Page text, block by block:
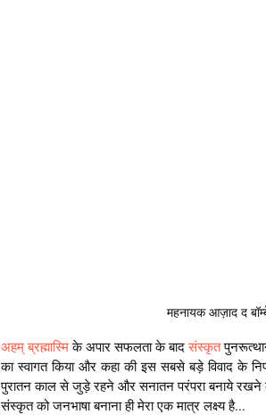
महनायक आज़ाद द
अहम् ब्रह्मास्मि के अपार सफलता के बाद संस्कृत
का स्वागत किया और कहा की इस सबसे बड़े विवाद के
पुरातन काल से जुड़े रहने और सनातन परंपरा बनाये
संस्कृत को जनभाषा बनाना ही मेरा एक मात्र लक्ष्य है...